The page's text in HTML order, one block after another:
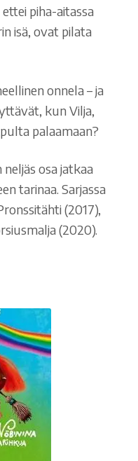
piha-aitassa
isä, ovat pilata
onnela – ja
kun Vilja,
palaamaan?
osa jatkaa
tarinaa. Sarjassa
(2017),
(2020).